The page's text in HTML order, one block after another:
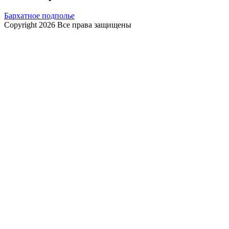
Бархатное подполье
Copyright 2026 Все права защищены